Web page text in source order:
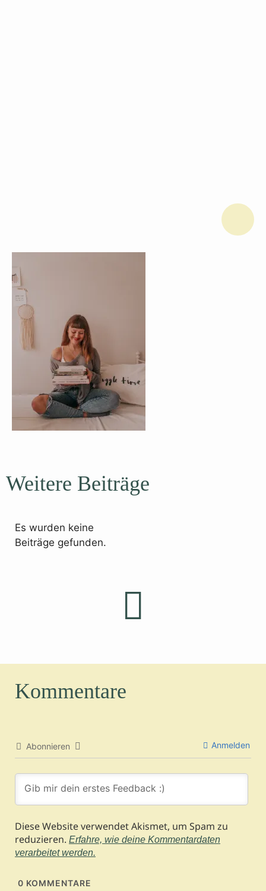
Weitere Beiträge
Es wurden keine
Beiträge gefunden.
Kommentare
Abonnieren Anmelden
Diese Website verwendet Akismet, um Spam zu
reduzieren. Erfahre, wie deine Kommentardaten
verarbeitet werden.
0 KOMMENTARE